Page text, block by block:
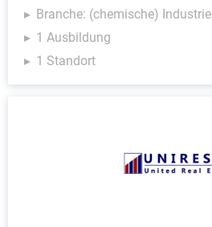
Branche: (chemische) Industrie
1 Ausbildung
1 Standort